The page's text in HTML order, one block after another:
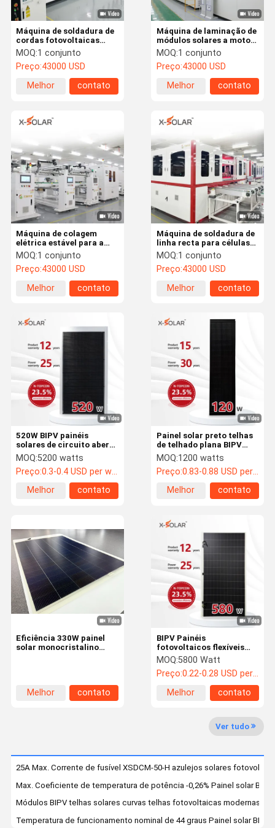
Sobre Nós
Fábrica
Controle De
Qualidade
Contacte-
Nos
Solicite Um
Orçamento
Chapas de telhado bi-vv
Máquina de laminação de
módulos solares a motor
elétrico 3 Fase 5
MOQ:1 conjunto
Preço:43000 USD
Melhor
contato
Máquina de soldadura de
cordas fotovoltaicas
multibusbar para
produção de células
elétricas de módulos
solares macios
MOQ:1 conjunto
Preço:43000 USD
Melhor
contato
Máquina de soldadura de
linha recta para células
solares
MOQ:1 conjunto
Preço:43000 USD
Melhor
contato
Máquina de colagem
elétrica estável para a
linha de produção de
módulos solares Umidade
5 - 75%
MOQ:1 conjunto
Preço:43000 USD
Melhor
contato
Painel solar preto telhas
de telhado plana BIPV
vidro duplo 120W
material sustentável
MOQ:1200 watts
Preço:0.83-0.88 USD per watt
Melhor
contato
520W BIPV painéis
solares de circuito aberto
Voltagem 48,65V Painéis
solares de telhado de aço
colorido
MOQ:5200 watts
Preço:0.3-0.4 USD per watt
Melhor
contato
BIPV Painéis
fotovoltaicos flexíveis
200W 480W 580W Modulo
fotovoltaico solar de
edifícios Peso bruto
MOQ:5800 Watt
Preço:0.22-0.28 USD per watt
Melhor
contato
Eficiência 330W painel
solar monocristalino
temperatura de potência
máximo -0,26%
Melhor
contato
Ver tudo
25A Max. Corrente de fusível XSDCM-50-H azulejos solares
Max. Coeficiente de temperatura de potência -0,26% Painel solar
Módulos BIPV telhas solares curvas telhas fotovoltaicas modernas
Temperatura de funcionamento nominal de 44 graus Painel solar